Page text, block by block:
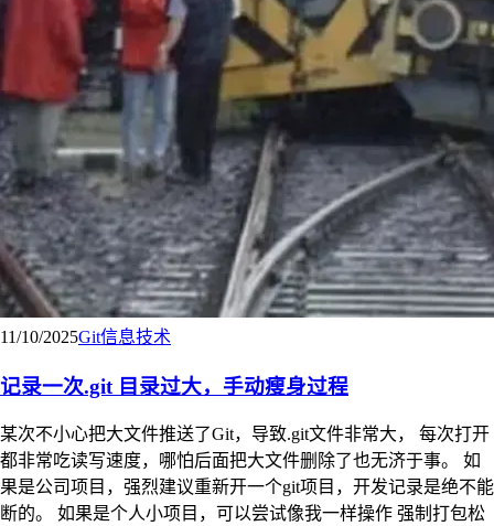
11/10/2025Git信息技术
记录一次.git 目录过大，手动瘦身过程
某次不小心把大文件推送了Git，导致.git文件非常大， 每次打开
都非常吃读写速度，哪怕后面把大文件删除了也无济于事。 如
果是公司项目，强烈建议重新开一个git项目，开发记录是绝不能
断的。 如果是个人小项目，可以尝试像我一样操作 强制打包松